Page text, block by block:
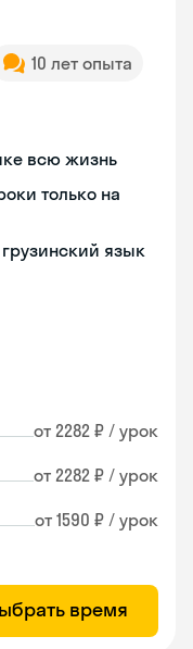
10 лет опыта
всю жизнь
только на
язык
от 2282 ₽ / урок
от 2282 ₽ / урок
от 1590 ₽ / урок
время